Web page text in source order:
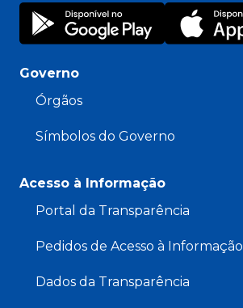
Governo
Órgãos
Símbolos do Governo
Acesso à Informação
Portal da Transparência
Pedidos de Acesso à Informação
Dados da Transparência